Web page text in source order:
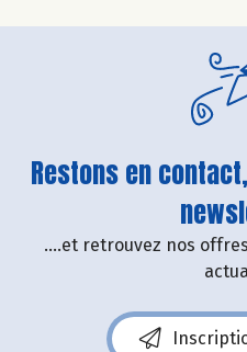
Restons en
....et retrouvez nos